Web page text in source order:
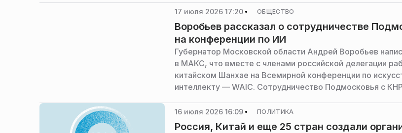
ТАСС.
17 июля 2026 17:20 ОБЩЕСТВО
Воробьев рассказал о сотрудничестве
на конференции по ИИ
Губернатор Московской области Андрей Воробьев
в МАКС, что вместе с членами российской делегации
китайском Шанхае на Всемирной конференции по
интеллекту — WAIC. Сотрудничество Подмосковья с
16 июля 2026 16:09 ПОЛИТИКА
Россия, Китай и еще 25 стран создали